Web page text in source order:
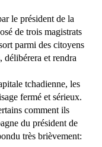
le président de la
de trois magistrats
parmi des citoyens
délibérera et rendra
tchadienne, les
fermé et sérieux.
comment ils
du président de
très brièvement: